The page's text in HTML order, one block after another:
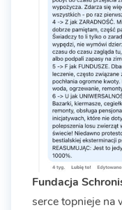
Fundacja
serce topnieje na